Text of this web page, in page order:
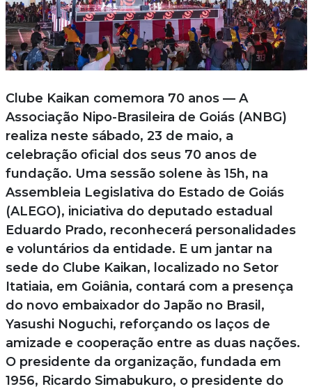
Clube Kaikan comemora 70 anos — A
Associação Nipo-Brasileira de Goiás (ANBG)
realiza neste sábado, 23 de maio, a
celebração oficial dos seus 70 anos de
fundação. Uma sessão solene às 15h, na
Assembleia Legislativa do Estado de Goiás
(ALEGO), iniciativa do deputado estadual
Eduardo Prado, reconhecerá personalidades
e voluntários da entidade. E um jantar na
sede do Clube Kaikan, localizado no Setor
Itatiaia, em Goiânia, contará com a presença
do novo embaixador do Japão no Brasil,
Yasushi Noguchi, reforçando os laços de
amizade e cooperação entre as duas nações.
O presidente da organização, fundada em
1956, Ricardo Simabukuro, o presidente do